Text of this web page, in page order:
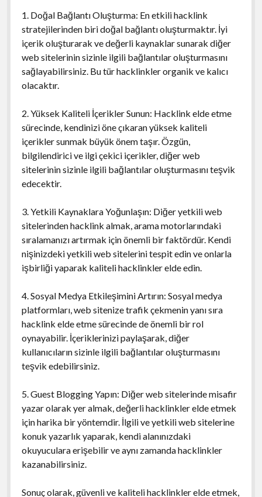
1. Doğal Bağlantı Oluşturma: En etkili hacklink
stratejilerinden biri doğal bağlantı oluşturmaktır. İyi
içerik oluşturarak ve değerli kaynaklar sunarak diğer
web sitelerinin sizinle ilgili bağlantılar oluşturmasını
sağlayabilirsiniz. Bu tür hacklinkler organik ve kalıcı
olacaktır.
2. Yüksek Kaliteli İçerikler Sunun: Hacklink elde etme
sürecinde, kendinizi öne çıkaran yüksek kaliteli
içerikler sunmak büyük önem taşır. Özgün,
bilgilendirici ve ilgi çekici içerikler, diğer web
sitelerinin sizinle ilgili bağlantılar oluşturmasını teşvik
edecektir.
3. Yetkili Kaynaklara Yoğunlaşın: Diğer yetkili web
sitelerinden hacklink almak, arama motorlarındaki
sıralamanızı artırmak için önemli bir faktördür. Kendi
nişinizdeki yetkili web sitelerini tespit edin ve onlarla
işbirliği yaparak kaliteli hacklinkler elde edin.
4. Sosyal Medya Etkileşimini Artırın: Sosyal medya
platformları, web sitenize trafik çekmenin yanı sıra
hacklink elde etme sürecinde de önemli bir rol
oynayabilir. İçeriklerinizi paylaşarak, diğer
kullanıcıların sizinle ilgili bağlantılar oluşturmasını
teşvik edebilirsiniz.
5. Guest Blogging Yapın: Diğer web sitelerinde misafir
yazar olarak yer almak, değerli hacklinkler elde etmek
için harika bir yöntemdir. İlgili ve yetkili web sitelerine
konuk yazarlık yaparak, kendi alanınızdaki
okuyuculara erişebilir ve aynı zamanda hacklinkler
kazanabilirsiniz.
Sonuç olarak, güvenli ve kaliteli hacklinkler elde etmek,